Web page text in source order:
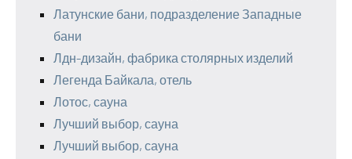
Латунские бани, подразделение Западные
бани
Лдн-дизайн, фабрика столярных изделий
Легенда Байкала, отель
Лотос, сауна
Лучший выбор, сауна
Лучший выбор, сауна